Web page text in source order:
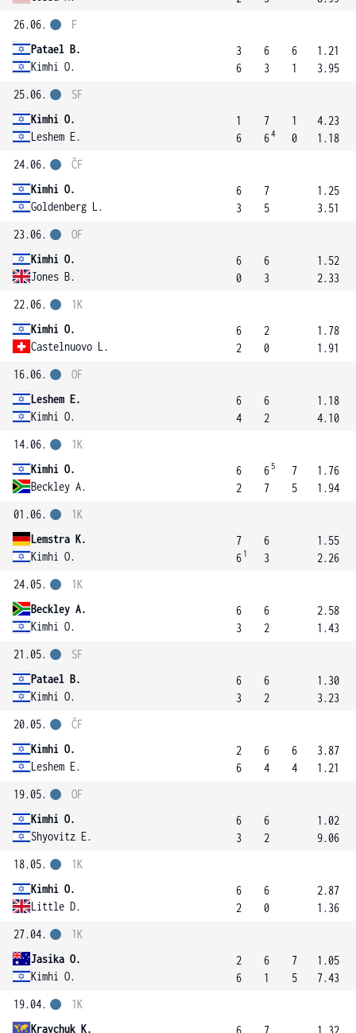
26.06.
Patael B.
Kimhi O.
F
3
6
6
3
6
1
1.21
3.95
25.06.
Kimhi O.
Leshem E.
SF
1
6
7
64
1
0
4.23
1.18
24.06.
Kimhi O.
Goldenberg L.
ČF
6
3
7
5
1.25
3.51
23.06.
Kimhi O.
Jones B.
OF
6
0
6
3
1.52
2.33
22.06.
Kimhi O.
Castelnuovo L.
1K
6
2
2
0
1.78
1.91
16.06.
Leshem E.
Kimhi O.
OF
6
4
6
2
1.18
4.10
14.06.
Kimhi O.
Beckley A.
1K
6
2
6 5
7
7
5
1.76
1.94
01.06.
Lemstra K.
Kimhi O.
1K
7
6 1
6
3
1.55
2.26
24.05.
Beckley A.
Kimhi O.
1K
6
3
6
2
2.58
1.43
21.05.
Patael B.
Kimhi O.
SF
6
3
6
2
1.30
3.23
20.05.
Kimhi O.
Leshem E.
ČF
2
6
6
4
6
4
3.87
1.21
19.05.
Kimhi O.
Shyovitz E.
OF
6
3
6
2
1.02
9.06
18.05.
Kimhi O.
Little D.
1K
6
2
6
0
2.87
1.36
27.04.
Jasika O.
Kimhi O.
1K
2
6
6
1
7
5
1.05
7.43
19.04.
Kravchuk K.
1K
6
7
1.32